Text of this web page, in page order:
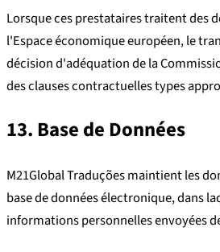
Lorsque ces prestataires traitent des
l'Espace économique européen, le
décision d'adéquation de la
des clauses contractuelles types
13. Base de Données
M21Global Traduções maintient les
base de données électronique, dans
informations personnelles envoyées